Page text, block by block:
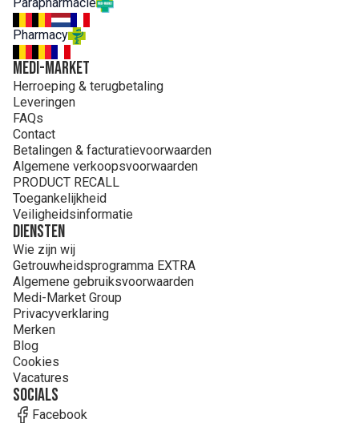
LAURETH-3. MALEIC ACID. SODIUM BENZOATE. SODIUM
HYDROXIDE. TOCOPHEROL. TRISODIUM
ETHYLENEDIAMINE DISUCCINATE
Pharmacy
MEDI-MARKET
Herroeping & terugbetaling
Leveringen
FAQs
Contact
Betalingen & facturatievoorwaarden
Algemene verkoopsvoorwaarden
PRODUCT RECALL
Toegankelijkheid
Veiligheidsinformatie
Diensten
Wie zijn wij
Getrouwheidsprogramma EXTRA
Algemene gebruiksvoorwaarden
Medi-Market Group
Privacyverklaring
Merken
Blog
Cookies
Vacatures
Socials
Facebook